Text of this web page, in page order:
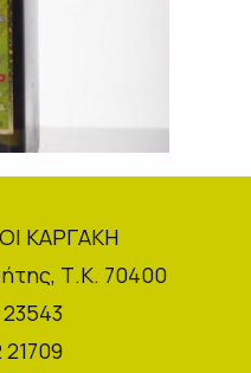
ΚΑΡΓΑΚΗ
Τ.Κ. 70400